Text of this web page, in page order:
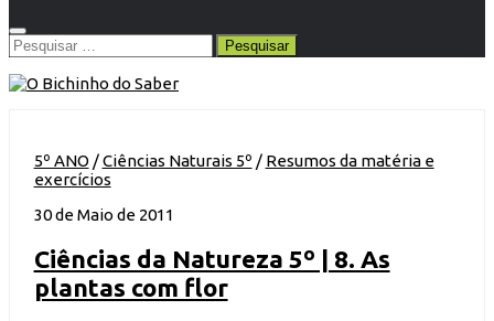
Pesquisar
por:
5º ANO /Ciências Naturais 5º / Resumos da matéria e
exercícios
30 de Maio de 2011
Ciências da Natureza 5º | 8. As
plantas com flor